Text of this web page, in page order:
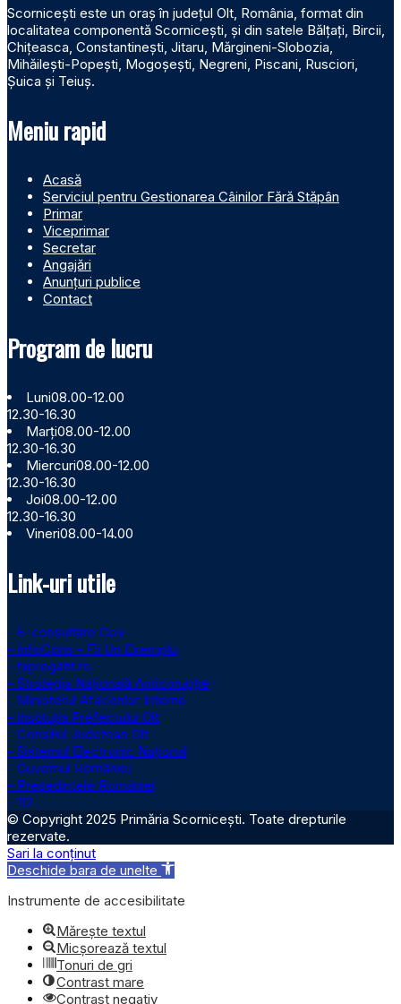
Scornicești este un oraș în județul Olt, România, format din
localitatea componentă Scornicești, și din satele Bălțați, Bircii,
Chițeasca, Constantinești, Jitaru, Mărgineni-Slobozia,
Mihăilești-Popești, Mogoșești, Negreni, Piscani, Rusciori,
Șuica și Teiuș.
Meniu rapid
Acasă
Serviciul pentru Gestionarea Câinilor Fără Stăpân
Primar
Viceprimar
Secretar
Angajări
Anunțuri publice
Contact
Program de lucru
Luni08.00-12.00
12.30-16.30
Marți08.00-12.00
12.30-16.30
Miercuri08.00-12.00
12.30-16.30
Joi08.00-12.00
12.30-16.30
Vineri08.00-14.00
Link-uri utile
- E-consultare Gov
- InfoCons - Fii Un Exemplu
- fiipregatit.ro
- Strategia Națională Anticorupție
- Ministerul Afacerilor Interne
- Instituţia Prefectului Olt
- Consiliul Judetean Olt
- Sistemul Electronic Naţional
- Guvernul României
- Președintele României
- 112
© Copyright 2025 Primăria Scornicești. Toate drepturile
rezervate.
Sari la conținut
Deschide bara de unelte
Instrumente de accesibilitate
Mărește textul
Micșorează textul
Tonuri de gri
Contrast mare
Contrast negativ